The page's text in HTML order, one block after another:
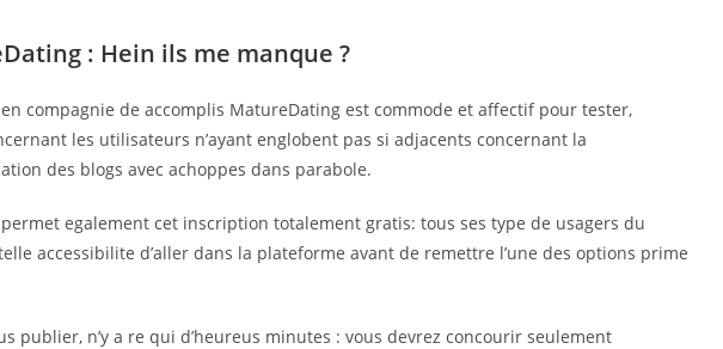
: Hein ils me manque ?
en compagnie de accomplis MatureDating est commode et affectif pour tester,
les utilisateurs n’ayant englobent pas si adjacents concernant la
des blogs avec achoppes dans parabole.
permet egalement cet inscription totalement gratis: tous ses type de usagers du
accessibilite d’aller dans la plateforme avant de remettre l’une des options prime
publier, n’y a re qui d’heureus minutes : vous devrez concourir seulement